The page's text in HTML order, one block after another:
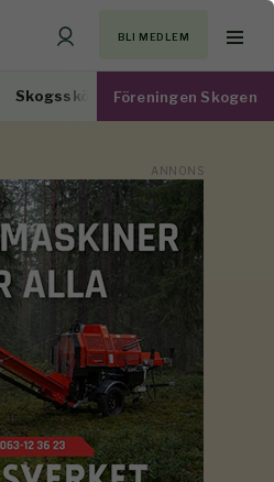
BLI MEDLEM
Skogsskötsel Virkesmarknad
Föreningen Skogen